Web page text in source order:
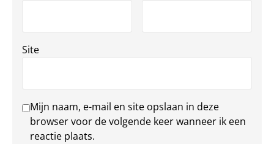
Site
Mijn naam, e-mail en site opslaan in deze
browser voor de volgende keer wanneer ik een
reactie plaats.